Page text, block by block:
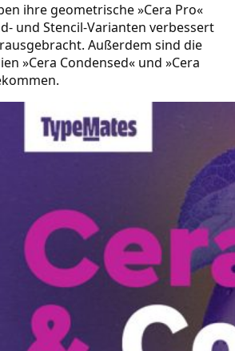
ihre geometrische »Cera Pro«
und Stencil-Varianten verbessert
Außerdem sind die
»Cera Condensed« und »Cera